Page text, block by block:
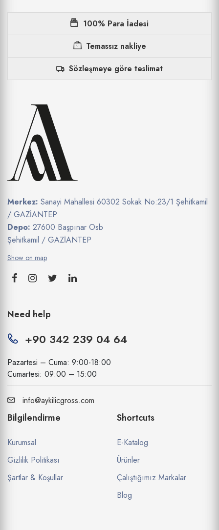
100% Para İadesi
Temassız nakliye
Sözleşmeye göre teslimat
Merkez: Sanayi Mahallesi 60302 Sokak No:23/1 Şehitkamil
/ GAZİANTEP
Depo: 27600 Başpınar Osb
Şehitkamil / GAZİANTEP
Show on map
Need help
+90 342 239 04 64
Pazartesi – Cuma: 9:00-18:00
Cumartesi: 09:00 – 15:00
info@aykilicgross.com
Bilgilendirme
Kurumsal
Gizlilik Politikası
Şartlar & Koşullar
Shortcuts
E-Katalog
Ürünler
Çalıştığımız Markalar
Blog